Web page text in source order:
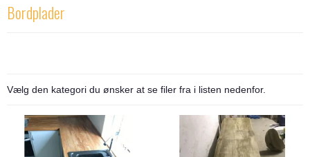
Bordplader
Vælg den kategori du ønsker at se filer fra i listen nedenfor.